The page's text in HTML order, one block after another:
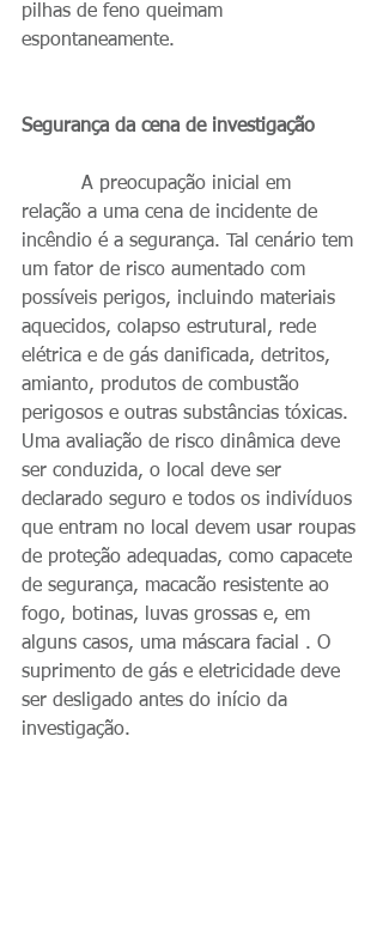
pilhas de feno queimam
espontaneamente.
Segurança da cena de investigação
relação a uma cena de incidente de
incêndio é a segurança. Tal cenário tem
um fator de risco aumentado com
possíveis perigos, incluindo materiais
aquecidos, colapso estrutural, rede
elétrica e de gás danificada, detritos,
amianto, produtos de combustão
perigosos e outras substâncias tóxicas.
Uma avaliação de risco dinâmica deve
ser conduzida, o local deve ser
declarado seguro e todos os indivíduos
que entram no local devem usar roupas
de proteção adequadas, como capacete
de segurança, macacão resistente ao
fogo, botinas, luvas grossas e, em
alguns casos, uma máscara facial . O
suprimento de gás e eletricidade deve
ser desligado antes do início da
investigação.